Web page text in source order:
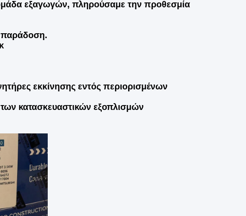
εξαγωγών, πληρούσαμε την προθεσμία
παράδοση.
εκκίνησης εντός περιορισμένων
κατασκευαστικών εξοπλισμών